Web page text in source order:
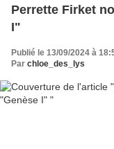
Perrette Firket
I"
Publié le 13/09/2024 à
Par chloe_des_lys